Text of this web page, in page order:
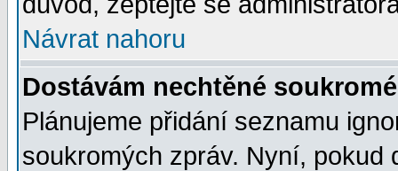
Návrat nahoru
Dostávám nechtěné
Plánujeme přidání seznamu
soukromých zpráv. Nyní, pokud